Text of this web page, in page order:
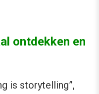
ontdekken en
is storytelling”,